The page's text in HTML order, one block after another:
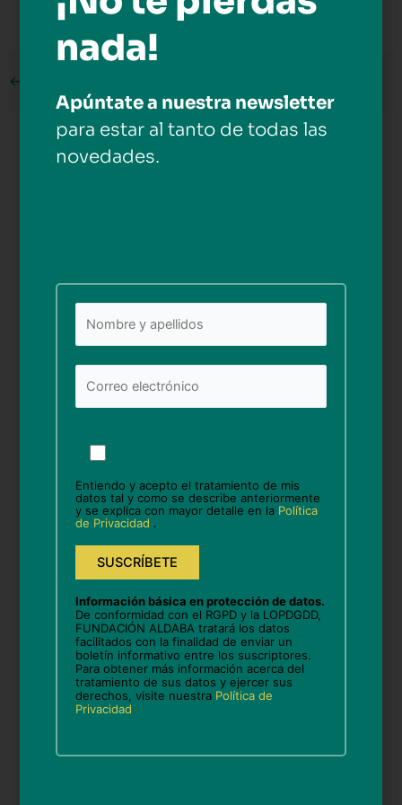
←
Deja una respuesta
Correo
electrónico*
Guarda mi nombre, correo electrónico y web en
nada!
Apúntate a nuestra newsletter
para estar al tanto de todas las
novedades.
favor,
este
campo
vacío.
Entiendo y acepto el tratamiento de mis
datos tal y como se describe anteriormente
y se explica con mayor detalle en la Política
de Privacidad .
Información básica en protección de datos.
De conformidad con el RGPD y la LOPDGDD,
FUNDACIÓN ALDABA tratará los datos
facilitados con la finalidad de enviar un
boletín informativo entre los suscriptores.
Para obtener más información acerca del
tratamiento de sus datos y ejercer sus
derechos, visite nuestra Política de
Privacidad